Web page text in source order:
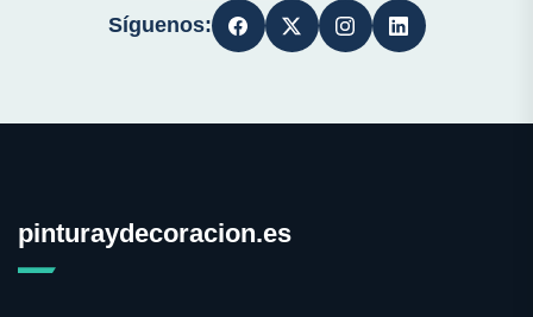
Síguenos:
pinturaydecoracion.es